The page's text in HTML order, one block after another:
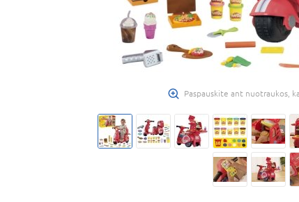
Paspauskite ant nuotraukos,